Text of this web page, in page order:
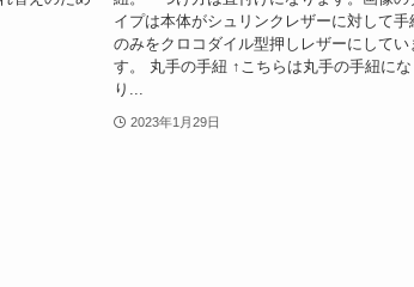
イプは本体がシュリンクレザーに対して手
のみをクロコダイル型押しレザーにしてい
す。 丸手の手紐 ↑こちらは丸手の手紐にな
り...
2023年1月29日